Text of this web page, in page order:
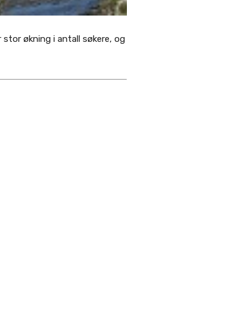
økning i antall søkere, og